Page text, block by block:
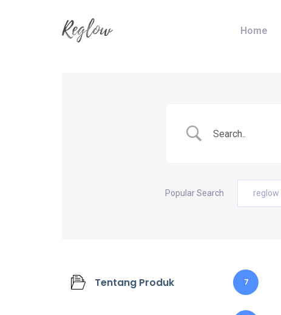
Home
Popular Search reglow
Tentang Produk 7